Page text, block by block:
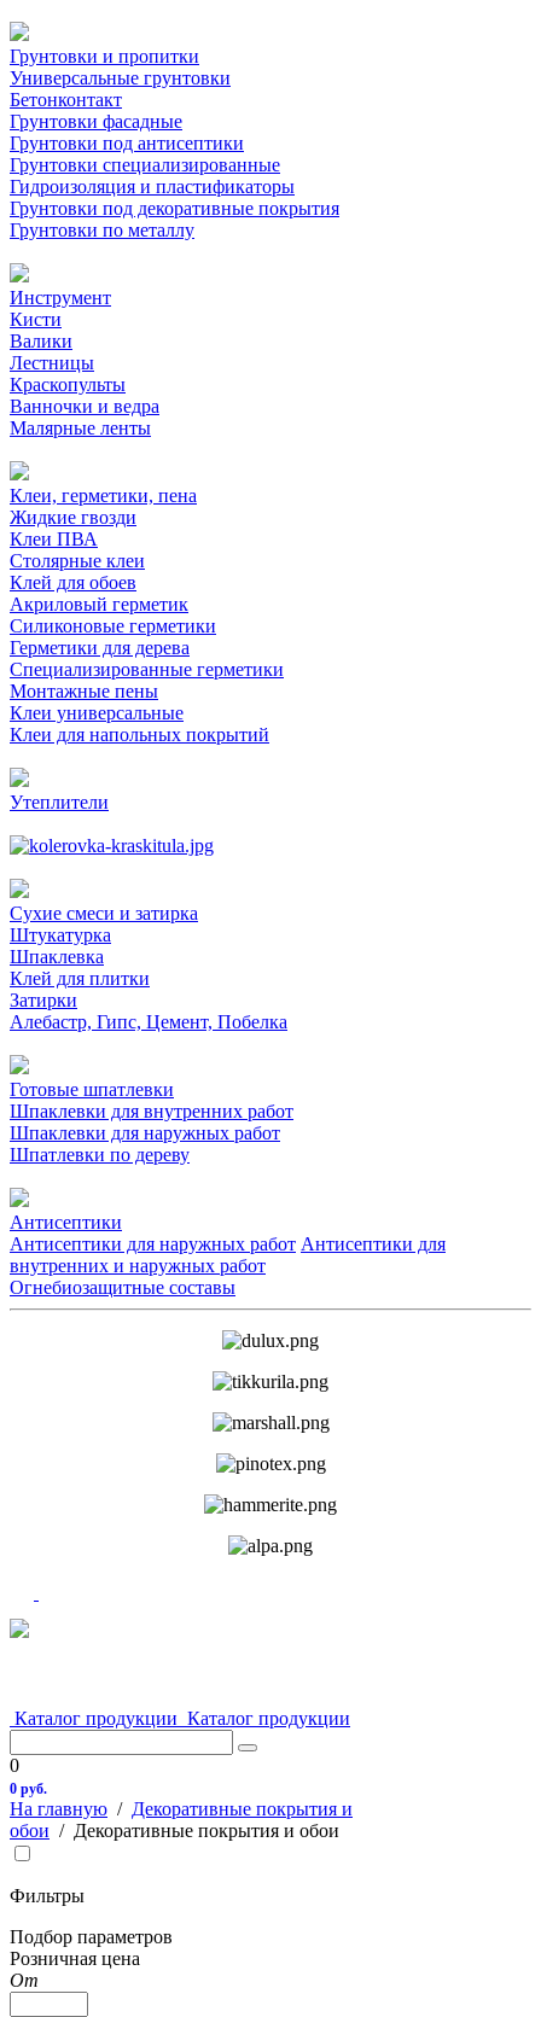
Грунтовки и пропитки
Универсальные грунтовки
Бетонконтакт
Грунтовки фасадные
Грунтовки под антисептики
Грунтовки специализированные
Гидроизоляция и пластификаторы
Грунтовки под декоративные покрытия
Грунтовки по металлу
Инструмент
Кисти
Валики
Лестницы
Краскопульты
Ванночки и ведра
Малярные ленты
Клеи, герметики, пена
Жидкие гвозди
Клеи ПВА
Столярные клеи
Клей для обоев
Акриловый герметик
Силиконовые герметики
Герметики для дерева
Специализированные герметики
Монтажные пены
Клеи универсальные
Клеи для напольных покрытий
Утеплители
Сухие смеси и затирка
Штукатурка
Шпаклевка
Клей для плитки
Затирки
Алебастр, Гипс, Цемент, Побелка
Готовые шпатлевки
Шпаклевки для внутренних работ
Шпаклевки для наружных работ
Шпатлевки по дереву
Антисептики
Антисептики для наружных работ Антисептики для
внутренних и наружных работ
Огнебиозащитные составы
Каталог продукции Каталог продукции
0
0 руб.
На главную / Декоративные покрытия и
обои / Декоративные покрытия и обои
Фильтры
Подбор параметров
Розничная цена
От